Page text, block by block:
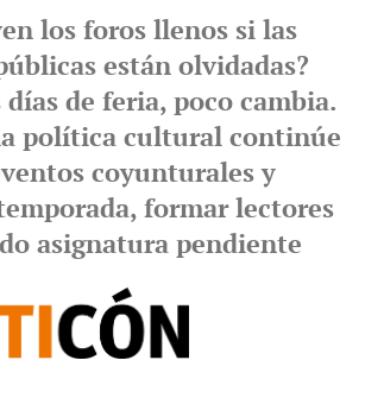
los foros llenos si las
están olvidadas?
días de feria, poco cambia.
política cultural continúe
coyunturales y
formar lectores
asignatura pendiente